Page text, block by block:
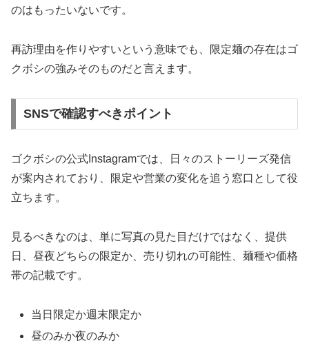
のはもったいないです。
再訪理由を作りやすいという意味でも、限定麺の存在はゴ
クボシの強みそのものだと言えます。
SNSで確認すべきポイント
ゴクボシの公式Instagramでは、日々のストーリーズ発信
が案内されており、限定や営業の変化を追う窓口として役
立ちます。
見るべきなのは、単に写真の見た目だけではなく、提供
日、昼夜どちらの限定か、売り切れの可能性、麺種や価格
帯の記載です。
当日限定か週末限定か
昼のみか夜のみか